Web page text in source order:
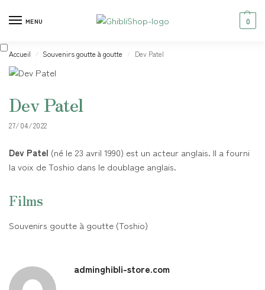
MENU 0
Accueil / Souvenirs goutte à goutte / Dev Patel
Dev Patel
27/04/2022
Dev Patel (né le 23 avril 1990) est un acteur anglais. Il a fourni
la voix de Toshio dans le doublage anglais.
Films
Souvenirs goutte à goutte (Toshio)
adminghibli-store.com